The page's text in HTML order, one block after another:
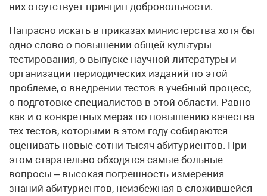
них отсутствует принцип добровольности.
Напрасно искать в приказах министерства хотя бы
одно слово о повышении общей культуры
тестирования, о выпуске научной литературы и
организации периодических изданий по этой
проблеме, о внедрении тестов в учебный процесс,
о подготовке специалистов в этой области. Равно
как и о конкретных мерах по повышению качества
тех тестов, которыми в этом году собираются
оценивать новые сотни тысяч абитуриентов. При
этом старательно обходятся самые больные
вопросы – высокая погрешность измерения
знаний абитуриентов, неизбежная в сложившейся